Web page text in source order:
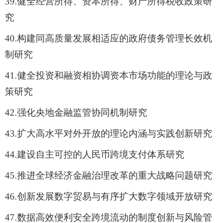
究
40.构建同高质量发展相适应的政府债务管理长效机
制研究
41.健全投资和融资相协调资本市场功能的理论与政
策研究
42.强化央地金融监管协同机制研究
43.扩大高水平对外开放的理论内涵与实践创新研究
44.建设自主可控的人民币跨境支付体系研究
45.推进全球经济金融治理改革的重大战略问题研究
46.创新发展数字贸易与有序扩大数字领域开放研究
47.数据高效便利安全跨境流动的制度创新与风险管